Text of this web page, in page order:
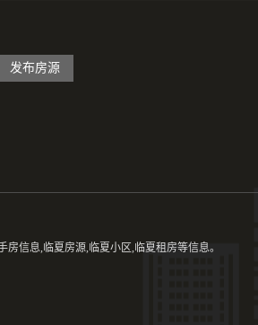
发布房源
信息,临夏房源,临夏小区,临夏租房等信息。